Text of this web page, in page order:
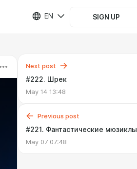
EN SIGN UP
Next post
#222. Шрек
May 14 13:48
Previous post
#221. Фантастические мюзиклы
May 07 07:48